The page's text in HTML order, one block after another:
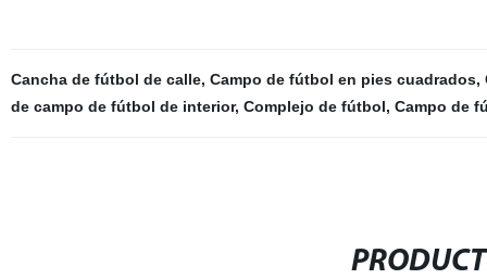
Cancha de fútbol de calle, Campo de fútbol en pies cuadrados,
de campo de fútbol de interior, Complejo de fútbol, Campo de